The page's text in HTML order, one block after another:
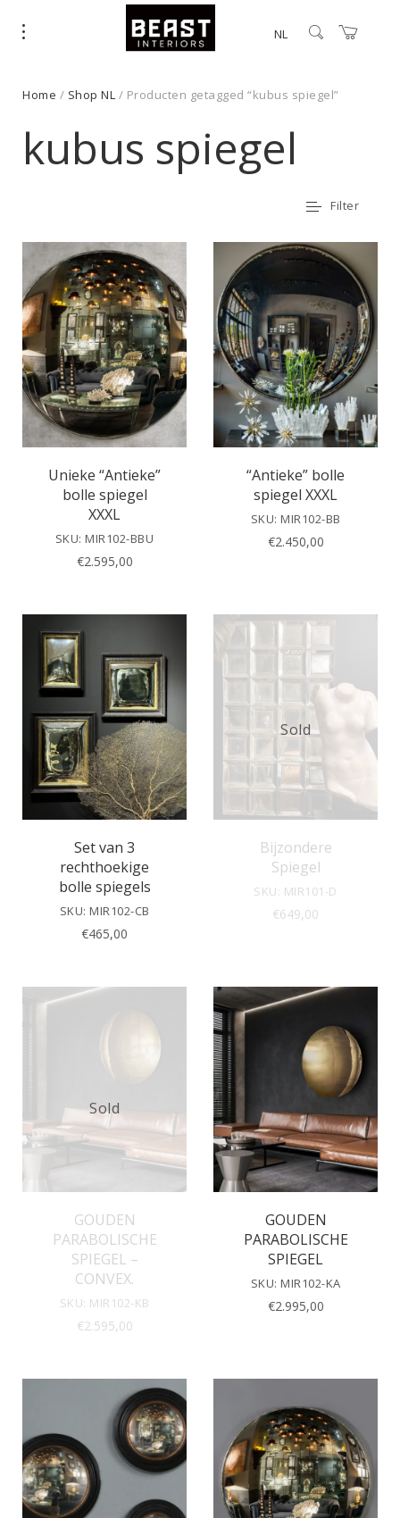
NL
Home / Shop NL / Producten getagged “kubus spiegel”
kubus spiegel
Filter
Unieke “Antieke”
bolle spiegel
XXXL
SKU: MIR102-BBU
€2.595,00
“Antieke” bolle
spiegel XXXL
SKU: MIR102-BB
€2.450,00
Set van 3
rechthoekige
bolle spiegels
SKU: MIR102-CB
€465,00
Bijzondere
Spiegel
SKU: MIR101-D
€649,00
Sold
GOUDEN
PARABOLISCHE
SPIEGEL –
CONVEX.
SKU: MIR102-KB
€2.595,00
Sold
GOUDEN
PARABOLISCHE
SPIEGEL
SKU: MIR102-KA
€2.995,00